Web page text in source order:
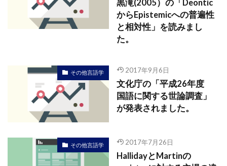
黒滝(2005）の「Deontic
からEpistemicへの普遍性
と相対性」を読みまし
た。
その他言語学 2017年9月6日
文化庁の「平成26年度
国語に関する世論調査」
が発表されました。
その他言語学 2017年7月26日
HallidayとMartinの